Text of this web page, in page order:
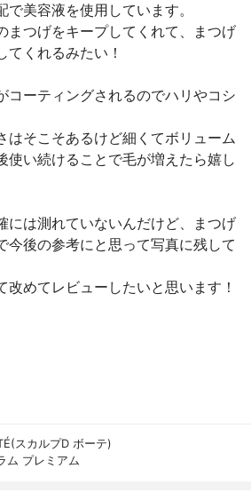
美容液を使用しています。
まつげをキープしてくれて、まつげ
くれるみたい！
コーティングされるのでハリやコシ
はそこそあるけど細くてボリューム
使い続けることで毛が増えたら嬉し
には測れていないんだけど、まつげ
今後の参考にと思って写真に残して
改めてレビューしたいと思います！
スカルプD ボーテ)
ム プレミアム